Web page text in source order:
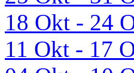
18 Okt - 24
11 Okt - 17